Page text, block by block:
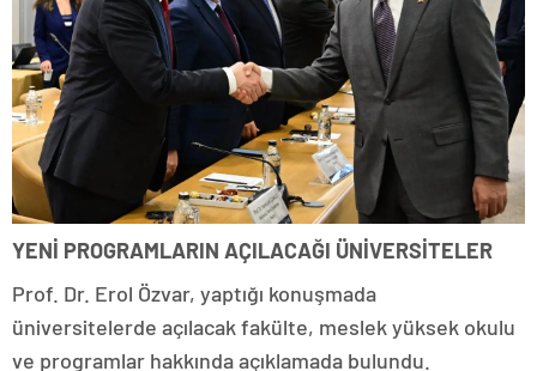
YENİ PROGRAMLARIN AÇILACAĞI ÜNİVERSİTELER
Prof. Dr. Erol Özvar, yaptığı konuşmada
üniversitelerde açılacak fakülte, meslek yüksek okulu
ve programlar hakkında açıklamada bulundu.